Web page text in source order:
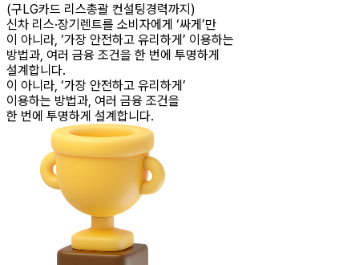
(구LG카드 리스총괄 컨설팅경력까지)
신차 리스·장기렌트를 소비자에게 ‘싸게’만
이 아니라, ‘가장 안전하고 유리하게’ 이용하는
방법과, 여러 금융 조건을 한 번에 투명하게
설계합니다.
이 아니라, ‘가장 안전하고 유리하게’
이용하는 방법과, 여러 금융 조건을
한 번에 투명하게 설계합니다.